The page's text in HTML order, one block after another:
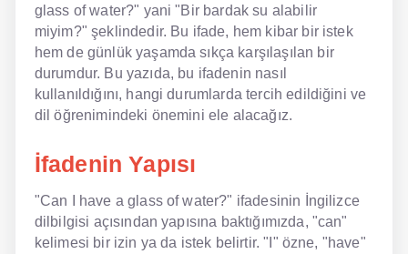
İngilizce Kursu Yorum
İngilizce Kursu
NLP İngilizce
Offline İngilizce
Online İngilizce
Sözlük
Tavsiyeler
glass of water?" yani "Bir bardak su alabilir
miyim?" şeklindedir. Bu ifade, hem kibar bir istek
hem de günlük yaşamda sıkça karşılaşılan bir
durumdur. Bu yazıda, bu ifadenin nasıl
kullanıldığını, hangi durumlarda tercih edildiğini ve
dil öğrenimindeki önemini ele alacağız.
İfadenin Yapısı
"Can I have a glass of water?" ifadesinin İngilizce
dilbilgisi açısından yapısına baktığımızda, "can"
kelimesi bir izin ya da istek belirtir. "I" özne, "have"